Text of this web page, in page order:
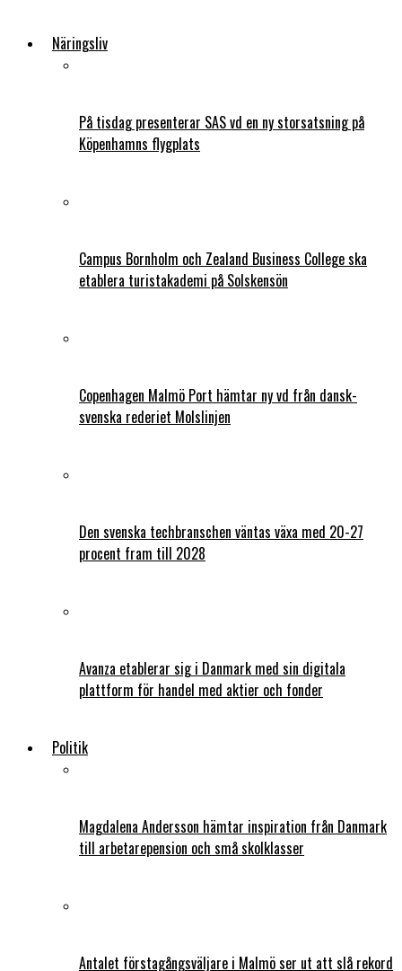
Näringsliv
På tisdag presenterar SAS vd en ny storsatsning på
Köpenhamns flygplats
Campus Bornholm och Zealand Business College ska
etablera turistakademi på Solskensön
Copenhagen Malmö Port hämtar ny vd från dansk-
svenska rederiet Molslinjen
Den svenska techbranschen väntas växa med 20-27
procent fram till 2028
Avanza etablerar sig i Danmark med sin digitala
plattform för handel med aktier och fonder
Politik
Magdalena Andersson hämtar inspiration från Danmark
till arbetarepension och små skolklasser
Antalet förstagångsväljare i Malmö ser ut att slå rekord